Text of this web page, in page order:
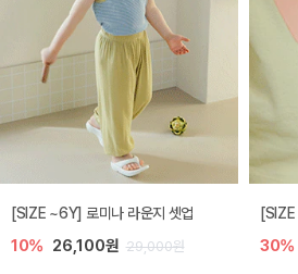
[SIZE ~6Y] 로미나 라운지 셋업
10% 26,100원 29,000원
[SIZE
30%